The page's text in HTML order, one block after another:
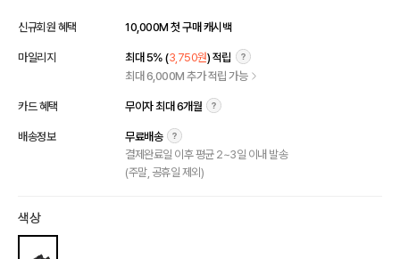
신규회원 혜택 10,000M 첫 구매 캐시백
마일리지 최대 5% (3,750원) 적립
최대 6,000M 추가 적립 가능
카드 혜택 무이자 최대 6개월
배송정보
무료배송
결제완료일 이후 평균 2~3일 이내 발송
(주말, 공휴일 제외)
색상